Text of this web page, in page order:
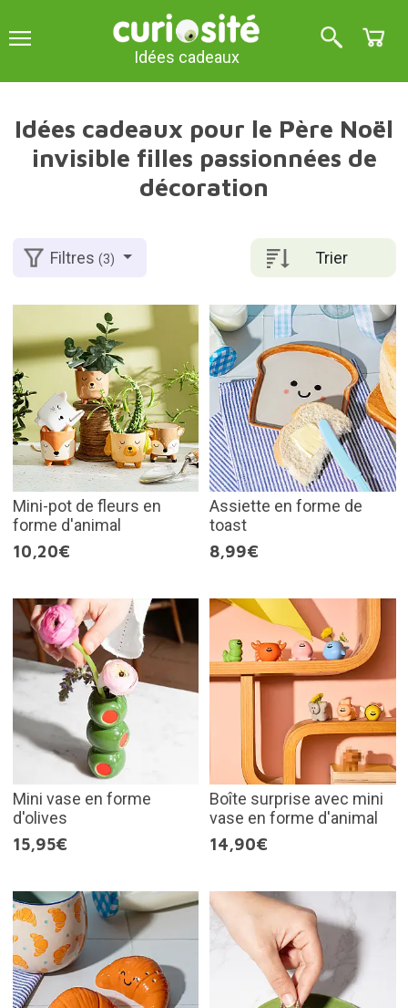
Idées cadeaux
Idées cadeaux pour le Père Noël
invisible filles passionnées de
décoration
Trier
Filtres(3)
Mini-pot de fleurs en
forme d'animal
10,20€
Assiette en forme de
toast
8,99€
Mini vase en forme
d'olives
15,95€
Boîte surprise avec mini
vase en forme d'animal
14,90€